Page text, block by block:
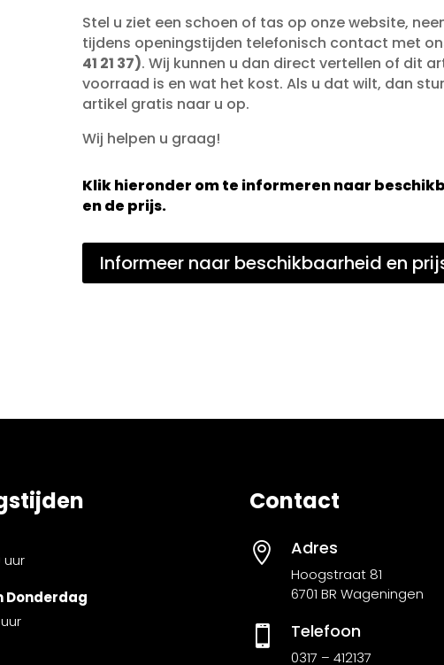
Stel u ziet een schoen of tas op onze website,
tijdens openingstijden telefonisch contact met
41 21 37). Wij kunnen u dan direct vertellen of dit
voorraad is en wat het kost. Als u dat wilt, dan
artikel gratis naar u op.
Wij helpen u graag!
Klik hieronder om te informeren naar
en de prijs.
Informeer naar beschikbaarheid en
uur
Donderdag
Contact
 Adres
Hoogstraat 81
6701 BR Wageningen
 Telefoon
0317 – 412137